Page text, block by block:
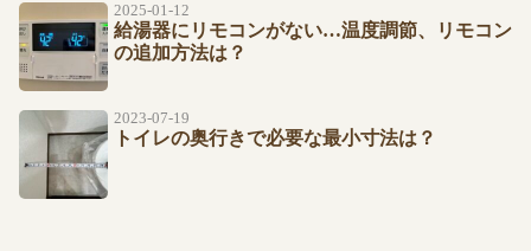
2025-01-12
給湯器にリモコンがない…温度調節、リモコン
の追加方法は？
2023-07-19
トイレの奥行きで必要な最小寸法は？